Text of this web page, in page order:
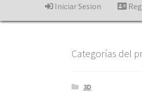
Iniciar Sesion
Categorías del
3D